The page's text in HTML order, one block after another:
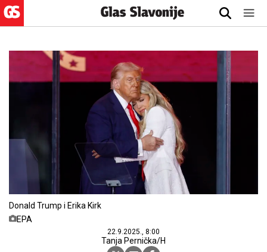
Donald Trump i Erika Kirk
EPA
22.9.2025., 8:00
Tanja Pernička/H